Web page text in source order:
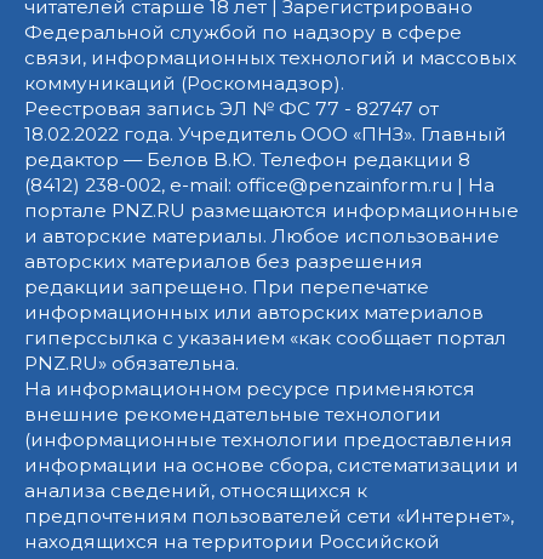
читателей старше 18 лет | Зарегистрировано
Федеральной службой по надзору в сфере
связи, информационных технологий и массовых
коммуникаций (Роскомнадзор).
Реестровая запись ЭЛ № ФС 77 - 82747 от
18.02.2022 года. Учредитель ООО «ПНЗ». Главный
редактор — Белов В.Ю. Телефон редакции 8
(8412) 238-002, e-mail: office@penzainform.ru | На
портале PNZ.RU размещаются информационные
и авторские материалы. Любое использование
авторских материалов без разрешения
редакции запрещено. При перепечатке
информационных или авторских материалов
гиперссылка с указанием «как сообщает портал
PNZ.RU» обязательна.
На информационном ресурсе применяются
внешние рекомендательные технологии
(информационные технологии предоставления
информации на основе сбора, систематизации и
анализа сведений, относящихся к
предпочтениям пользователей сети «Интернет»,
находящихся на территории Российской